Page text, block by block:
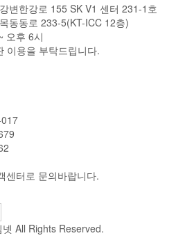
변한강로 155 SK V1 센터 231-1호
동동로 233-5(KT-ICC 12층)
오후 6시
이용을 부탁드립니다.
센터로 문의바랍니다.
All Rights Reserved.